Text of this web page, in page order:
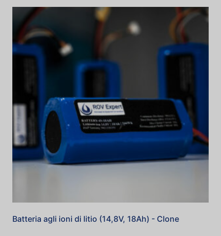
Batteria agli ioni di litio (14,8V, 18Ah) - Clone